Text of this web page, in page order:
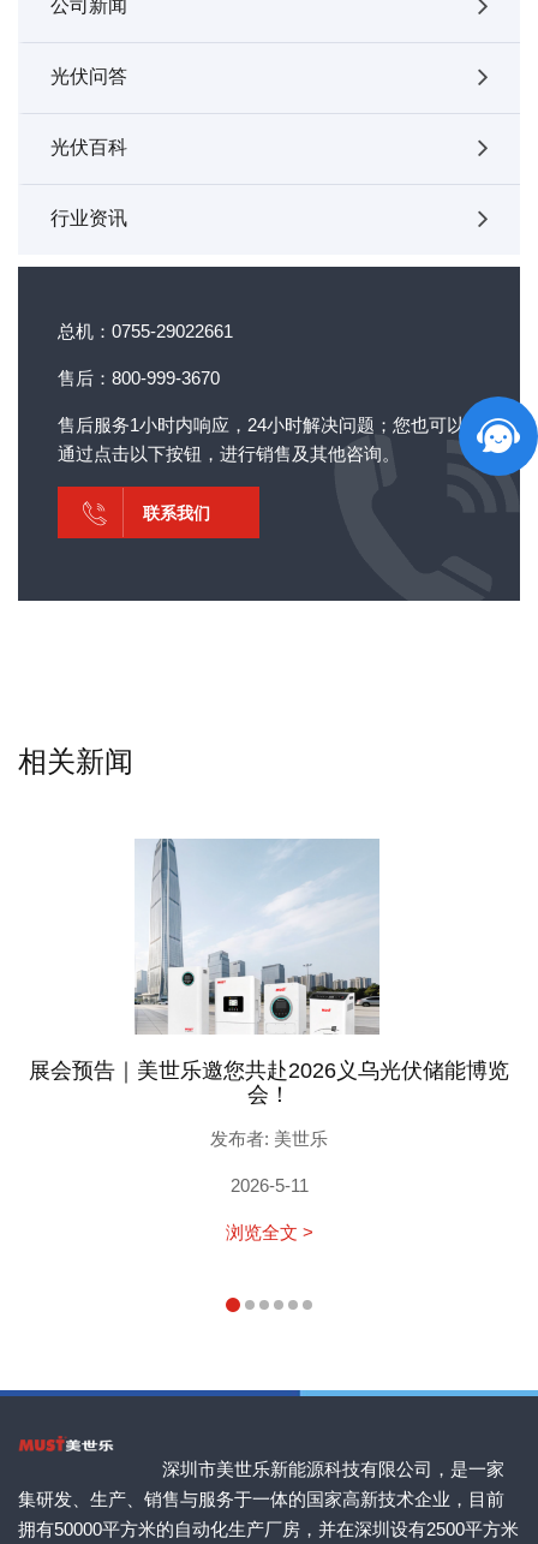
公司新闻
光伏问答
光伏百科
行业资讯
总机：0755-29022661
售后：800-999-3670
售后服务1小时内响应，24小时解决问题；您也可以
通过点击以下按钮，进行销售及其他咨询。
联系我们
相关新闻
展会预告｜美世乐邀您共赴2026义乌光伏储能博览
会！
发布者: 美世乐
2026-5-11
浏览全文 >
深圳市美世乐新能源科技有限公司，是一家
集研发、生产、销售与服务于一体的国家高新技术企业，目前
拥有50000平方米的自动化生产厂房，并在深圳设有2500平方米